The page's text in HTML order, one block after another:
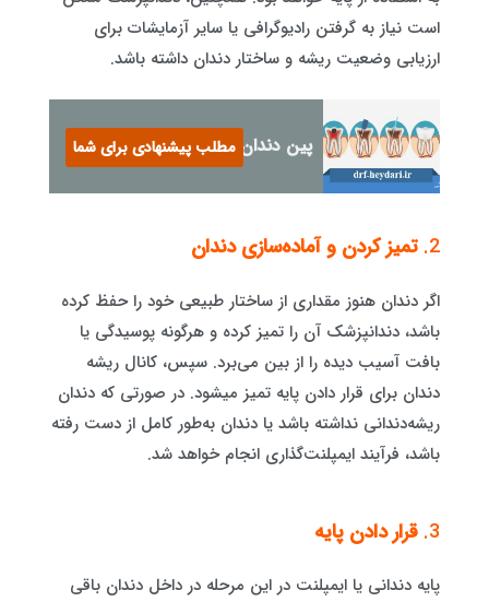
است نیاز به گرفتن رادیوگرافی یا سایر آزمایشات برای
ارزیابی وضعیت ریشه و ساختار دندان داشته باشد.
پین دندان عصب کشی شده
مطلب پیشنهادی برای شما
2. تمیز کردن و آماده‌سازی دندان
اگر دندان هنوز مقداری از ساختار طبیعی خود را حفظ کرده
باشد، دندانپزشک آن را تمیز کرده و هرگونه پوسیدگی یا
بافت آسیب دیده را از بین می‌برد. سپس، کانال ریشه
دندان برای قرار دادن پایه تمیز میشود. در صورتی که دندان
ریشه‌دندانی نداشته باشد یا دندان به‌طور کامل از دست رفته
باشد، فرآیند ایمپلنت‌گذاری انجام خواهد شد.
3. قرار دادن پایه
پایه دندانی یا ایمپلنت در این مرحله در داخل دندان باقی